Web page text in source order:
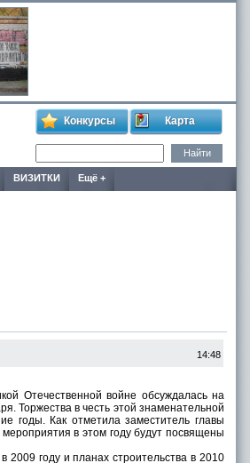
Конкурсы Карта
ВИЗИТКИ Ещё +
14:48
Отечественной войне обсуждалась на
Торжества в честь этой знаменательной
годы. Как отметила заместитель главы
в этом году будут посвящены
2009 году и планах строительства в 2010